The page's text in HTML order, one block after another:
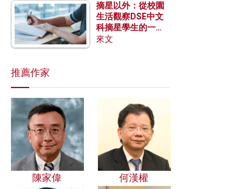
摘星以外：從校園
生活觀察DSE中文
科摘星學生的一點
特質
來文
推薦作家
陳家偉 何漢權